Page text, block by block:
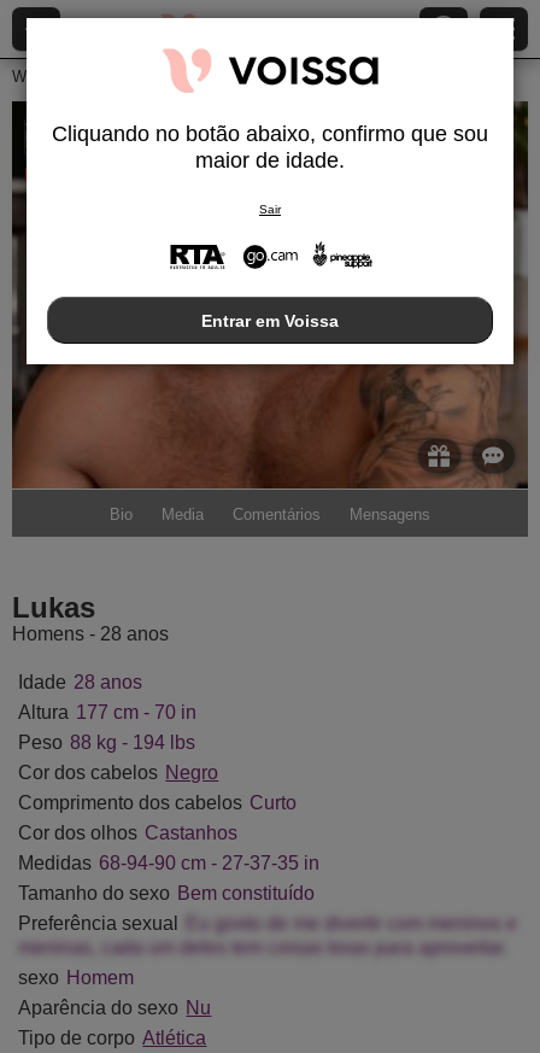
Webcams ao Vivo Homens Lukas
Lukas
Desconectado
Bio Media Comentários Mensagens
Lukas
Homens - 28 anos
Idade 28 anos
Altura 177 cm - 70 in
Peso 88 kg - 194 lbs
Cor dos cabelos Negro
Comprimento dos cabelos Curto
Cor dos olhos Castanhos
Medidas 68-94-90 cm - 27-37-35 in
Tamanho do sexo Bem constituído
Preferência sexual
Eu gosto de me divertir com meninos e
meninas, cada um deles tem coisas boas para aproveitar.
sexo Homem
Aparência do sexo Nu
Tipo de corpo Atlética
Cliquando no botão abaixo, confirmo que sou
maior de idade.
Sair
Entrar em Voissa